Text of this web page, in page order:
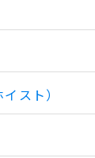
スト）